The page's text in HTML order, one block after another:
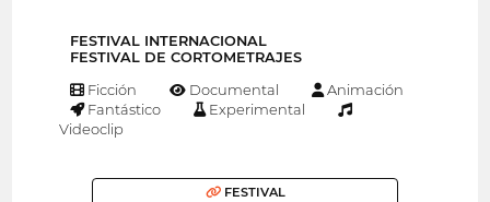
FESTIVAL INTERNACIONAL
FESTIVAL DE CORTOMETRAJES
Ficción Documental
Animación
Fantástico
Experimental
Videoclip
FESTIVAL